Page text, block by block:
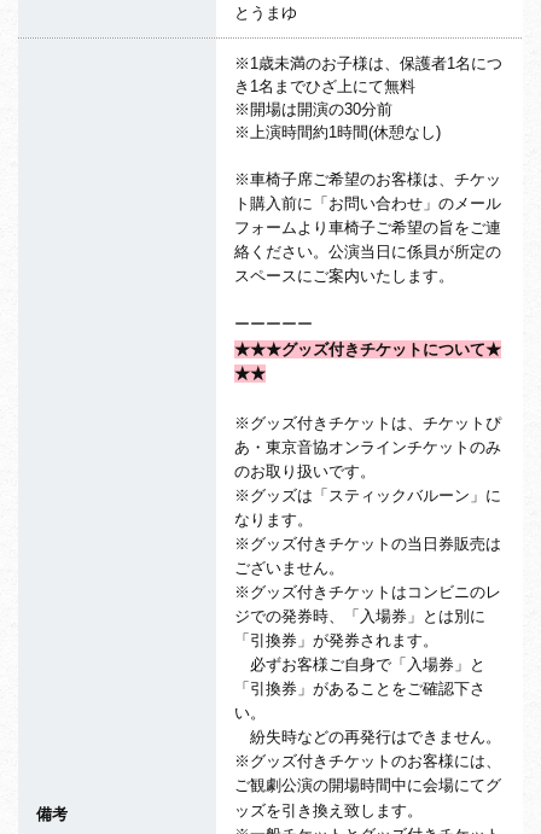
とうまゆ
備考
※1歳未満のお子様は、保護者1名につ
き1名までひざ上にて無料
※開場は開演の30分前
※上演時間約1時間(休憩なし)
※車椅子席ご希望のお客様は、チケッ
ト購入前に「お問い合わせ」のメール
フォームより車椅子ご希望の旨をご連
絡ください。公演当日に係員が所定の
スペースにご案内いたします。
ーーーーー
★★★グッズ付きチケットについて★
★★
※グッズ付きチケットは、チケットぴ
あ・東京音協オンラインチケットのみ
のお取り扱いです。
※グッズは「スティックバルーン」に
なります。
※グッズ付きチケットの当日券販売は
ございません。
※グッズ付きチケットはコンビニのレ
ジでの発券時、「入場券」とは別に
「引換券」が発券されます。
必ずお客様ご自身で「入場券」と
「引換券」があることをご確認下さ
い。
紛失時などの再発行はできません。
※グッズ付きチケットのお客様には、
ご観劇公演の開場時間中に会場にてグ
ッズを引き換え致します。